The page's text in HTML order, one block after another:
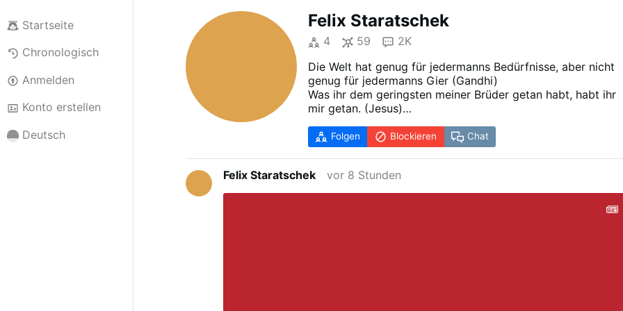
Startseite
Chronologisch
Anmelden
Konto erstellen
Deutsch
Felix Staratschek
4 59
2K
Die Welt hat genug für jedermanns Bedürfnisse, aber nicht
genug für jedermanns Gier (Gandhi)
Was ihr dem geringsten meiner Brüder getan habt, habt ihr
mir getan. (Jesus)
Christen müssen Umweltschützer sein. (?)
Corona-Staatsverbrechen: "Ich will Handschellen klicken
hören!"
Folgen Blockieren Chat
Felix Staratschek vor 8 Stunden